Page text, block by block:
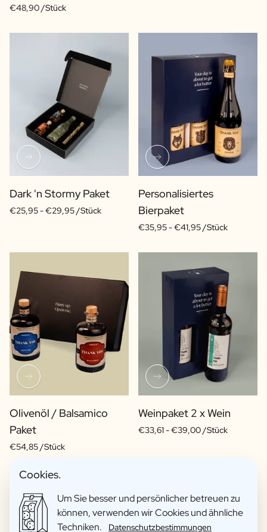
€48,90 /Stück
Dark 'n Stormy Paket
€25,95 -€29,95 /Stück
Personalisiertes
Bierpaket
€35,95 -€41,95 /Stück
Olivenöl / Balsamico
Paket
€54,85 /Stück
Weinpaket 2 x Wein
€33,61 -€39,00 /Stück
Cookies.
Um Sie besser und persönlicher betreuen zu
können, verwenden wir Cookies und ähnliche
Techniken.
Datenschutzbestimmungen